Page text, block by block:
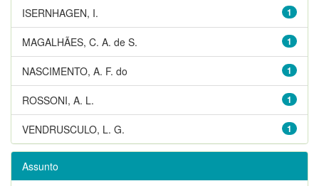
1
ISERNHAGEN, I.
1
MAGALHÃES, C. A. de S.
1
NASCIMENTO, A. F. do
1
ROSSONI, A. L.
1
VENDRUSCULO, L. G.
Assunto